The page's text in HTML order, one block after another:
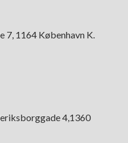
7, 1164 København K.
4,1360